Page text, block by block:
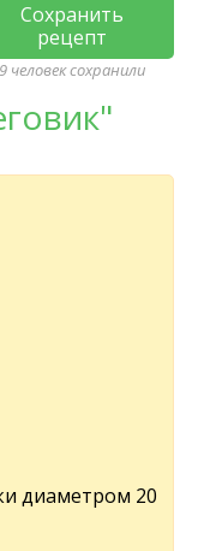
Сохранить
рецепт
9 человек сохранили
диаметром 20